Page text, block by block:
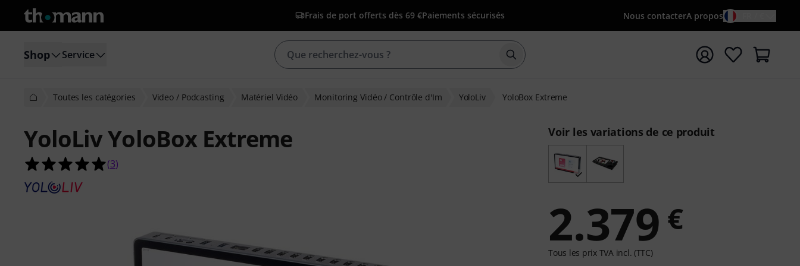
Frais de port offerts dès 69 €Paiements sécurisés Nous contacterA propos
Shop Service Démarrer la recherche avec le terme de recherche
Toutes les catégories Video / Podcasting Matériel Vidéo Monitoring Vidéo / Contrôle d'Im YoloLiv YoloBox Extreme
YoloLiv YoloBox Extreme
5.0 étoiles sur 5 d'après 3 évaluations clients
(3)
Voir les variations de ce produit
2.379 €
Tous les prix TVA incl. (TTC)